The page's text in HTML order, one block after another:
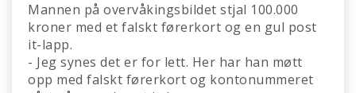
Mannen på overvåkingsbildet stjal 100.000
kroner med et falskt førerkort og en gul post
it-lapp.
- Jeg synes det er for lett. Her har han møtt
opp med falskt førerkort og kontonummeret